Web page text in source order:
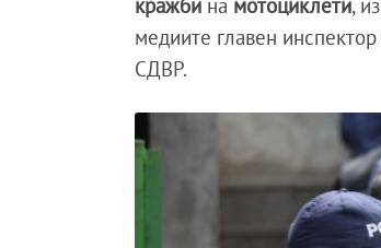
кражби на мотоциклети,
медиите главен инспектор
СДВР.